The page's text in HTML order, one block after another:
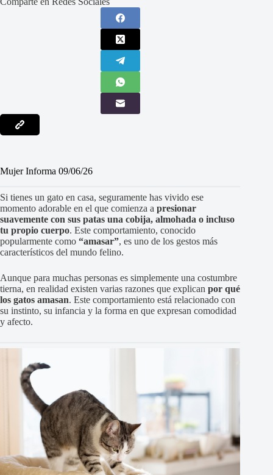
Mujer Informa 09/06/26
Si tienes un gato en casa, seguramente has vivido ese
momento adorable en el que comienza a presionar
suavemente con sus patas una cobija, almohada o incluso
tu propio cuerpo. Este comportamiento, conocido
popularmente como “amasar”, es uno de los gestos más
característicos del mundo felino.
Aunque para muchas personas es simplemente una costumbre
tierna, en realidad existen varias razones que explican por qué
los gatos amasan. Este comportamiento está relacionado con
su instinto, su infancia y la forma en que expresan comodidad
y afecto.